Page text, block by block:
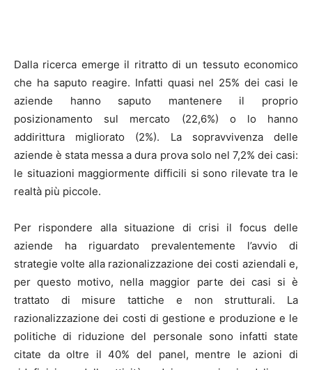
Dalla ricerca emerge il ritratto di un tessuto economico
che ha saputo reagire. Infatti quasi nel 25% dei casi le
aziende hanno saputo mantenere il proprio
posizionamento sul mercato (22,6%) o lo hanno
addirittura migliorato (2%). La sopravvivenza delle
aziende è stata messa a dura prova solo nel 7,2% dei casi:
le situazioni maggiormente difficili si sono rilevate tra le
realtà più piccole.
Per rispondere alla situazione di crisi il focus delle
aziende ha riguardato prevalentemente l’avvio di
strategie volte alla razionalizzazione dei costi aziendali e,
per questo motivo, nella maggior parte dei casi si è
trattato di misure tattiche e non strutturali. La
razionalizzazione dei costi di gestione e produzione e le
politiche di riduzione del personale sono infatti state
citate da oltre il 40% del panel, mentre le azioni di